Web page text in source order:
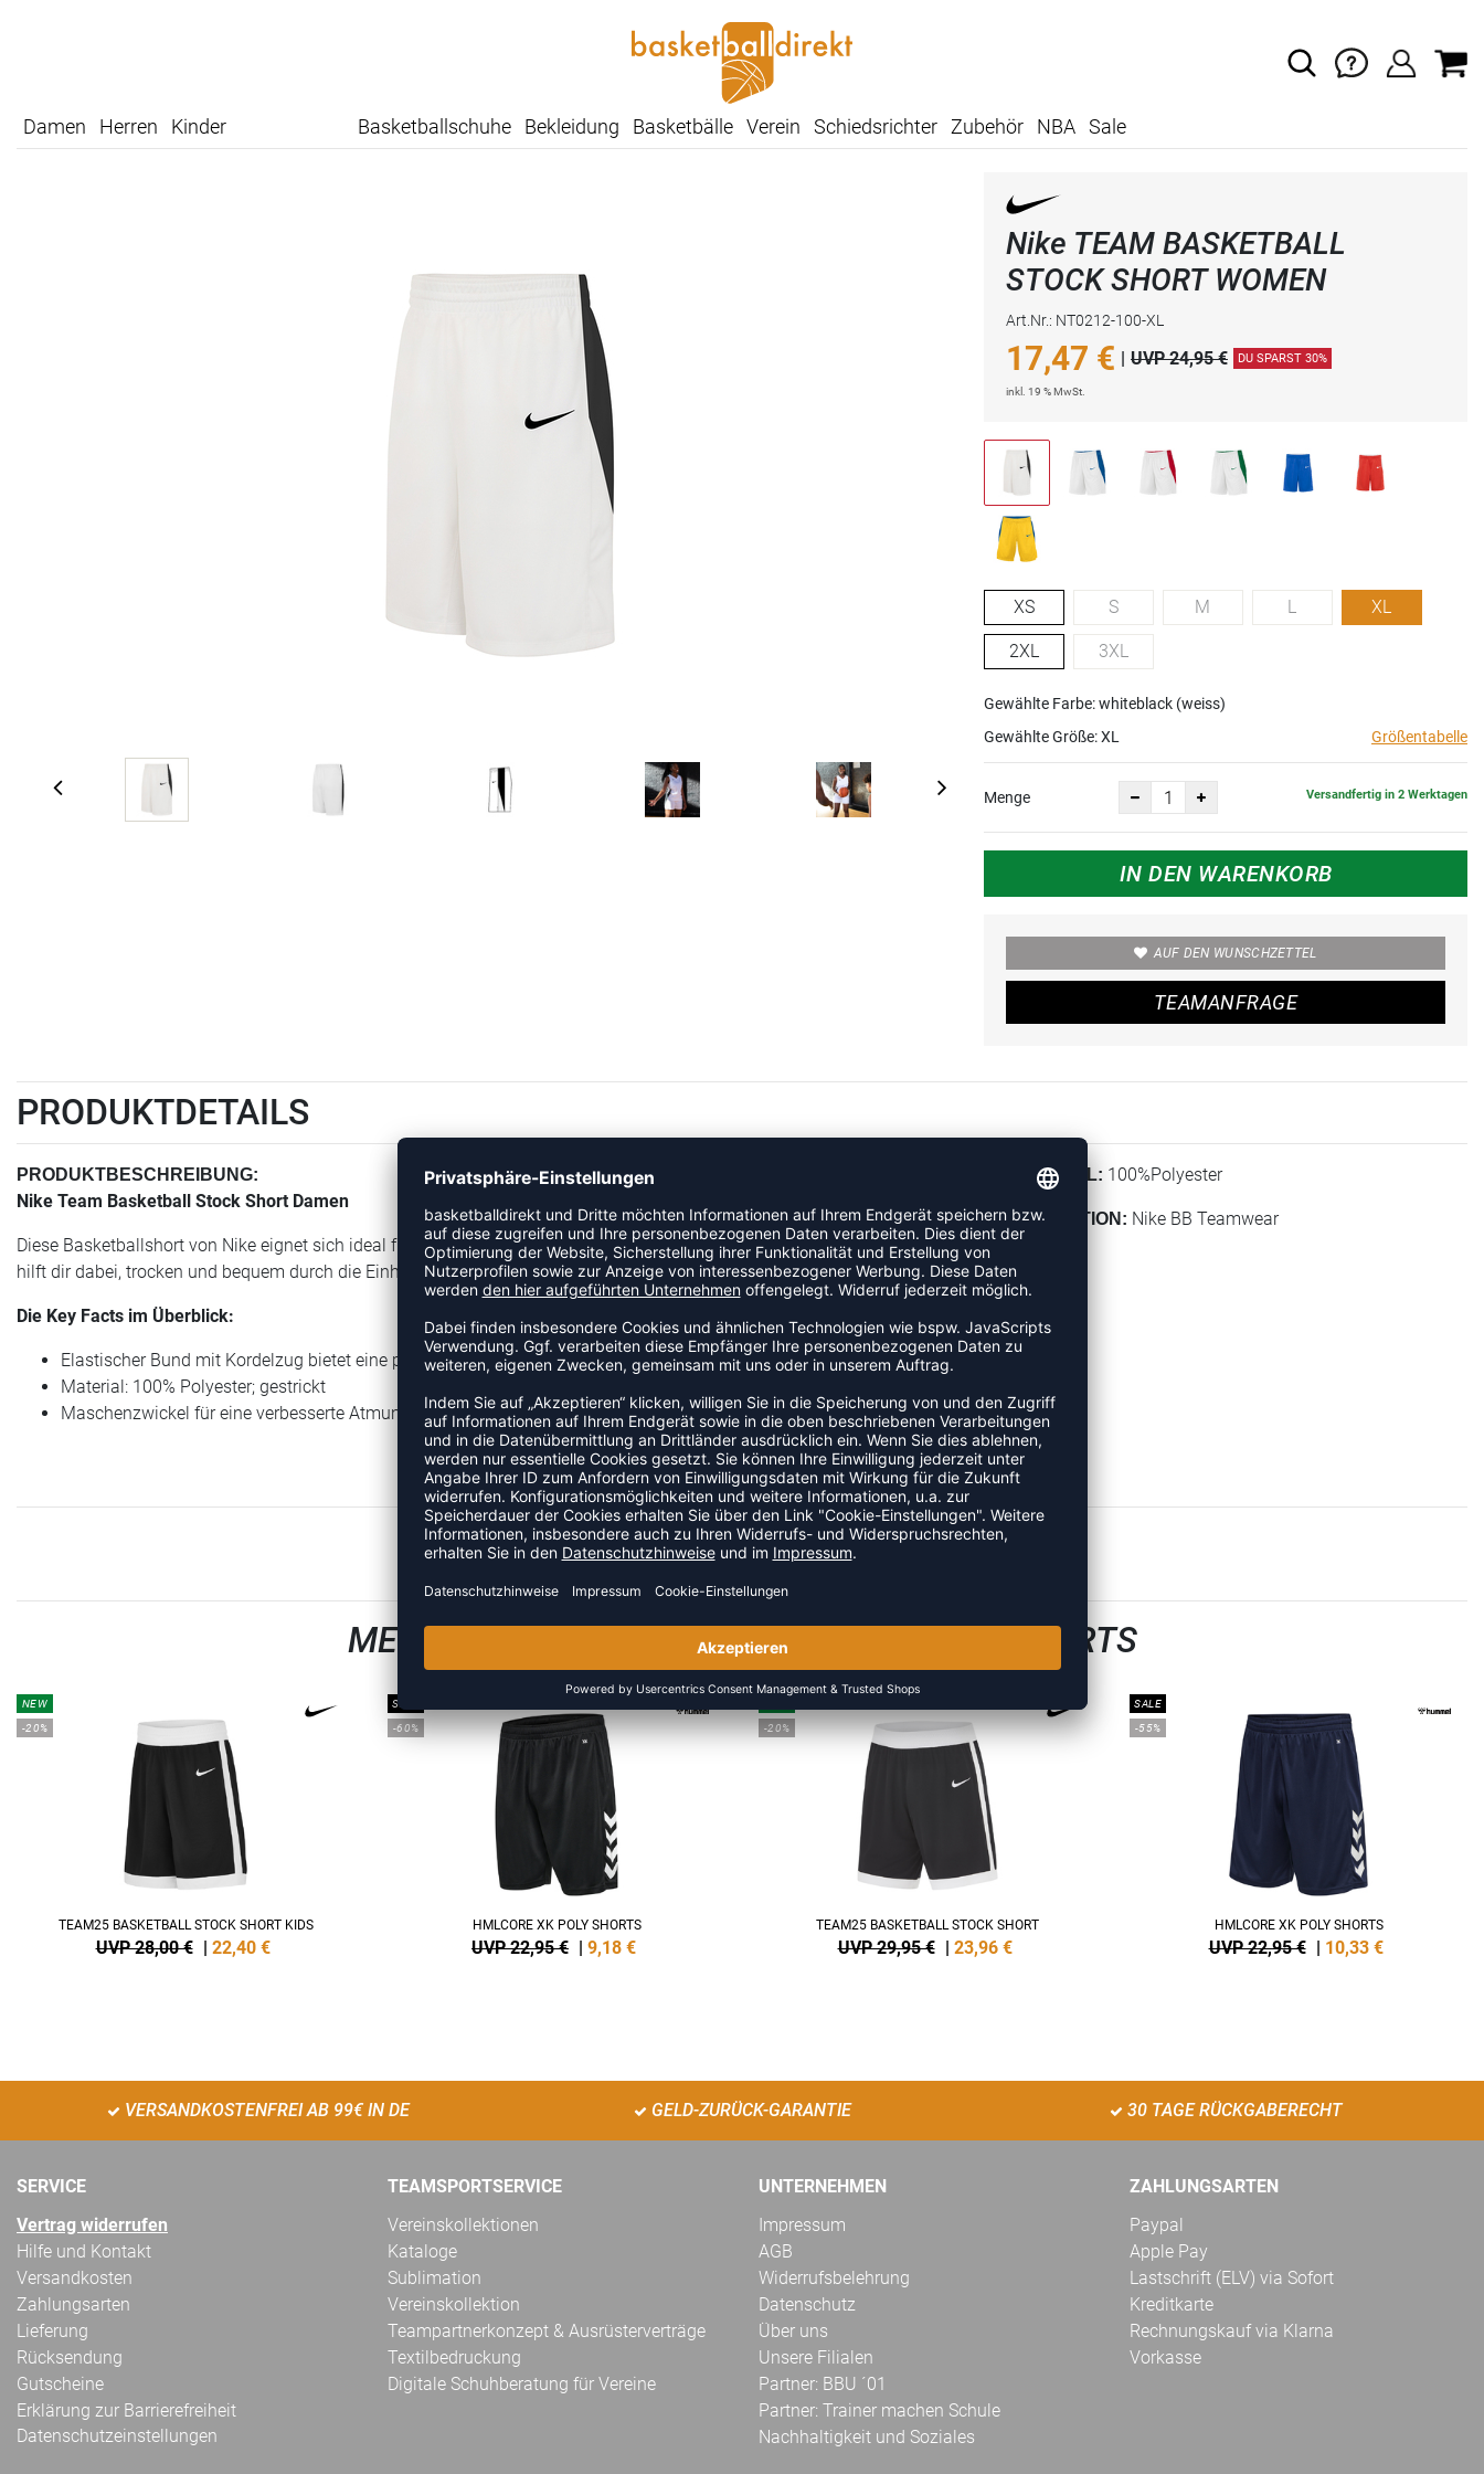
Damen Herren Kinder Basketballschuhe Bekleidung Basketbälle Verein Schiedsrichter Zubehör NBA Sale
Nike TEAM BASKETBALL
STOCK SHORT WOMEN
Art.Nr.: NT0212-100-XL
17,47 € | UVP 24,95 € DU SPARST 30%
inkl. 19 % MwSt.
XS S M L XL
2XL 3XL
Gewählte Farbe: whiteblack (weiss)
Gewählte Größe:XL Größentabelle
Menge Versandfertig in 2 Werktagen
IN DEN WARENKORB
AUF DEN WUNSCHZETTEL
TEAMANFRAGE
PRODUKTDETAILS
PRODUKTBESCHREIBUNG:
Nike Team Basketball Stock Short Damen
Diese Basketballshort von Nike eignet sich ideal für harte Trainingseinheiten auf dem Court. Die Nike-Dry FIT Technologie
hilft dir dabei, trocken und bequem durch die Einheiten zu kommen.
Die Key Facts im Überblick:
Elastischer Bund mit Kordelzug bietet eine personalisierte Passform
Material: 100% Polyester; gestrickt
Maschenzwickel für eine verbesserte Atmungsaktivität
MATERIAL: 100%Polyester
KOLLEKTION: Nike BB Teamwear
ZULETZT ANGESEHEN
MEHR AUS DER KATEGORIE BASKETBALLSHORTS
NEW
-20%
TEAM25 BASKETBALL STOCK SHORT KIDS
UVP 28,00 € | 22,40 €
SALE
-60%
HMLCORE XK POLY SHORTS
UVP 22,95 € | 9,18 €
-20%
TEAM25 BASKETBALL STOCK SHORT
UVP 29,95 € | 23,96 €
SALE
-55%
HMLCORE XK POLY SHORTS
UVP 22,95 € | 10,33 €
VERSANDKOSTENFREI AB 99€ IN DE GELD-ZURÜCK-GARANTIE 30 TAGE RÜCKGABERECHT
SERVICE
Vertrag widerrufen
Hilfe und Kontakt
Versandkosten
Zahlungsarten
Lieferung
Rücksendung
Gutscheine
Erklärung zur Barrierefreiheit
Datenschutzeinstellungen
TEAMSPORTSERVICE
Vereinskollektionen
Kataloge
Sublimation
Vereinskollektion
Teampartnerkonzept & Ausrüsterverträge
Textilbedruckung
Digitale Schuhberatung für Vereine
UNTERNEHMEN
Impressum
AGB
Widerrufsbelehrung
Datenschutz
Über uns
Unsere Filialen
Partner: BBU ´01
Partner: Trainer machen Schule
Nachhaltigkeit und Soziales
ZAHLUNGSARTEN
Paypal
Apple Pay
Lastschrift (ELV) via Sofort
Kreditkarte
Rechnungskauf via Klarna
Vorkasse